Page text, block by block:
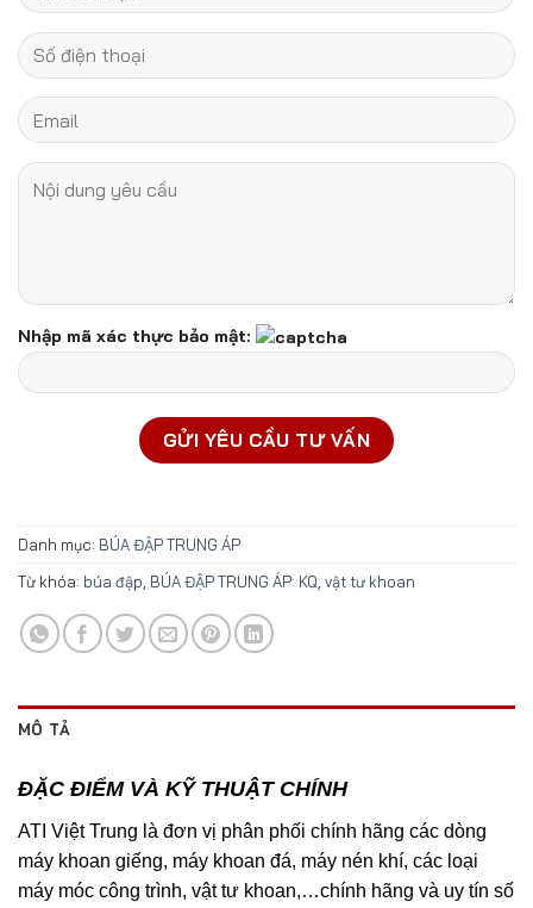
Nhập mã xác thực bảo mật:
Danh mục: BÚA ĐẬP TRUNG ÁP
Từ khóa: búa đập BÚA ĐẬP TRUNG ÁP: KQ vật tư khoan
MÔ TẢ
ĐẶC ĐIỂM VÀ KỸ THUẬT CHÍNH
ATI Việt Trung là đơn vị phân phối chính hãng các dòng
máy khoan giếng, máy khoan đá, máy nén khí, các loại
máy móc công trình, vật tư khoan,…chính hãng và uy tín số